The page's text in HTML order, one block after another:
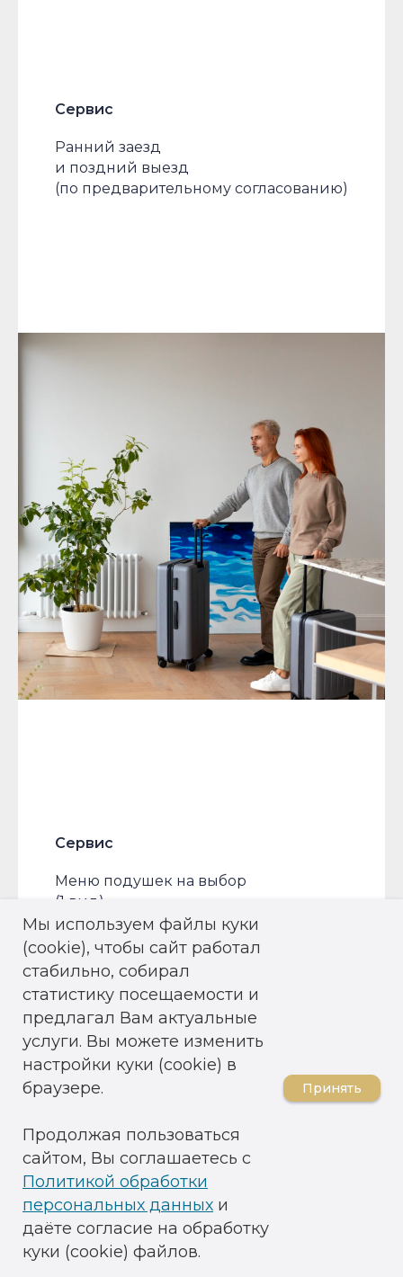
Сервис
Ранний заезд
и поздний выезд
(по предварительному согласованию)
Сервис
Меню подушек на выбор
(1 вид)
Фиточай
Мы используем файлы куки
(cookie), чтобы сайт работал
стабильно, собирал
статистику посещаемости и
предлагал Вам актуальные
услуги. Вы можете изменить
настройки куки (cookie) в
браузере.
Продолжая пользоваться
сайтом, Вы соглашаетесь с
Политикой обработки
персональных данных и
даёте согласие на обработку
куки (cookie) файлов.
Принять